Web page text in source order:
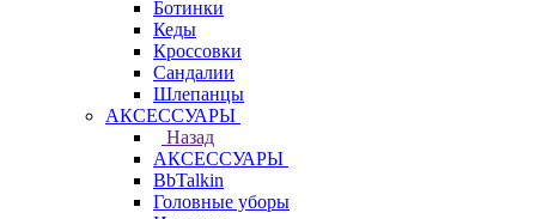
Ботинки
Кеды
Кроссовки
Сандалии
Шлепанцы
АКСЕССУАРЫ
Назад
АКСЕССУАРЫ
BbTalkin
Головные уборы